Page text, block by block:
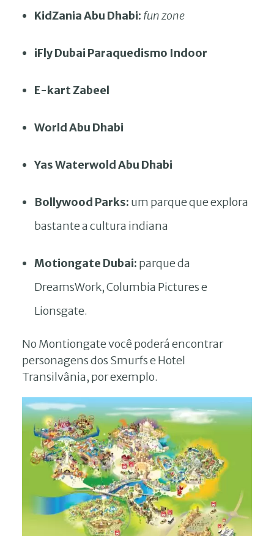
KidZania Abu Dhabi: fun zone
iFly Dubai Paraquedismo Indoor
E-kart Zabeel
World Abu Dhabi
Yas Waterwold Abu Dhabi
Bollywood Parks: um parque que explora
bastante a cultura indiana
Motiongate Dubai: parque da
DreamsWork, Columbia Pictures e
Lionsgate.
No Montiongate você poderá encontrar
personagens dos Smurfs e Hotel
Transilvânia, por exemplo.